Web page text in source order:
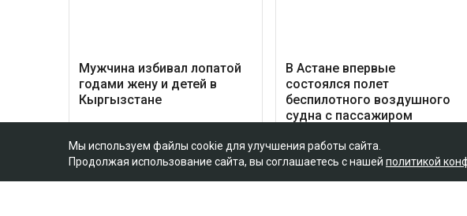
Мы используем файлы cookie для улучшения работы сайта.
Продолжая использование сайта, вы соглашаетесь с нашей политикой